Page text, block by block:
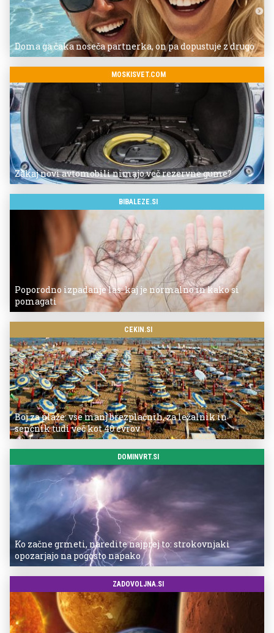
Doma ga čaka noseča partnerka, on pa dopustuje z drugo
MOSKISVET.COM
Zakaj novi avtomobili nimajo več rezervne gume?
BIBALEZE.SI
Poporodno izpadanje las: kaj je normalno in kako si
pomagati
CEKIN.SI
Boj za plaže: vse manj brezplačnih, za ležalnik in
senčnik tudi več kot 40 evrov
DOMINVRT.SI
Ko začne grmeti, naredite najprej to: strokovnjaki
opozarjajo na pogosto napako
ZADOVOLJNA.SI